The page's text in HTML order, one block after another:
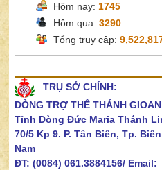
Hôm nay:1745
Hôm qua:3290
Tổng truy cập:
TRỤ SỞ CHÍNH:
DÒNG TRỢ THẾ THÁNH
Tỉnh Dòng Đức Maria Thánh
70/5 Kp 9. P. Tân Biên, Tp.
Nam
ĐT: (0084) 061.3884156/ Email: